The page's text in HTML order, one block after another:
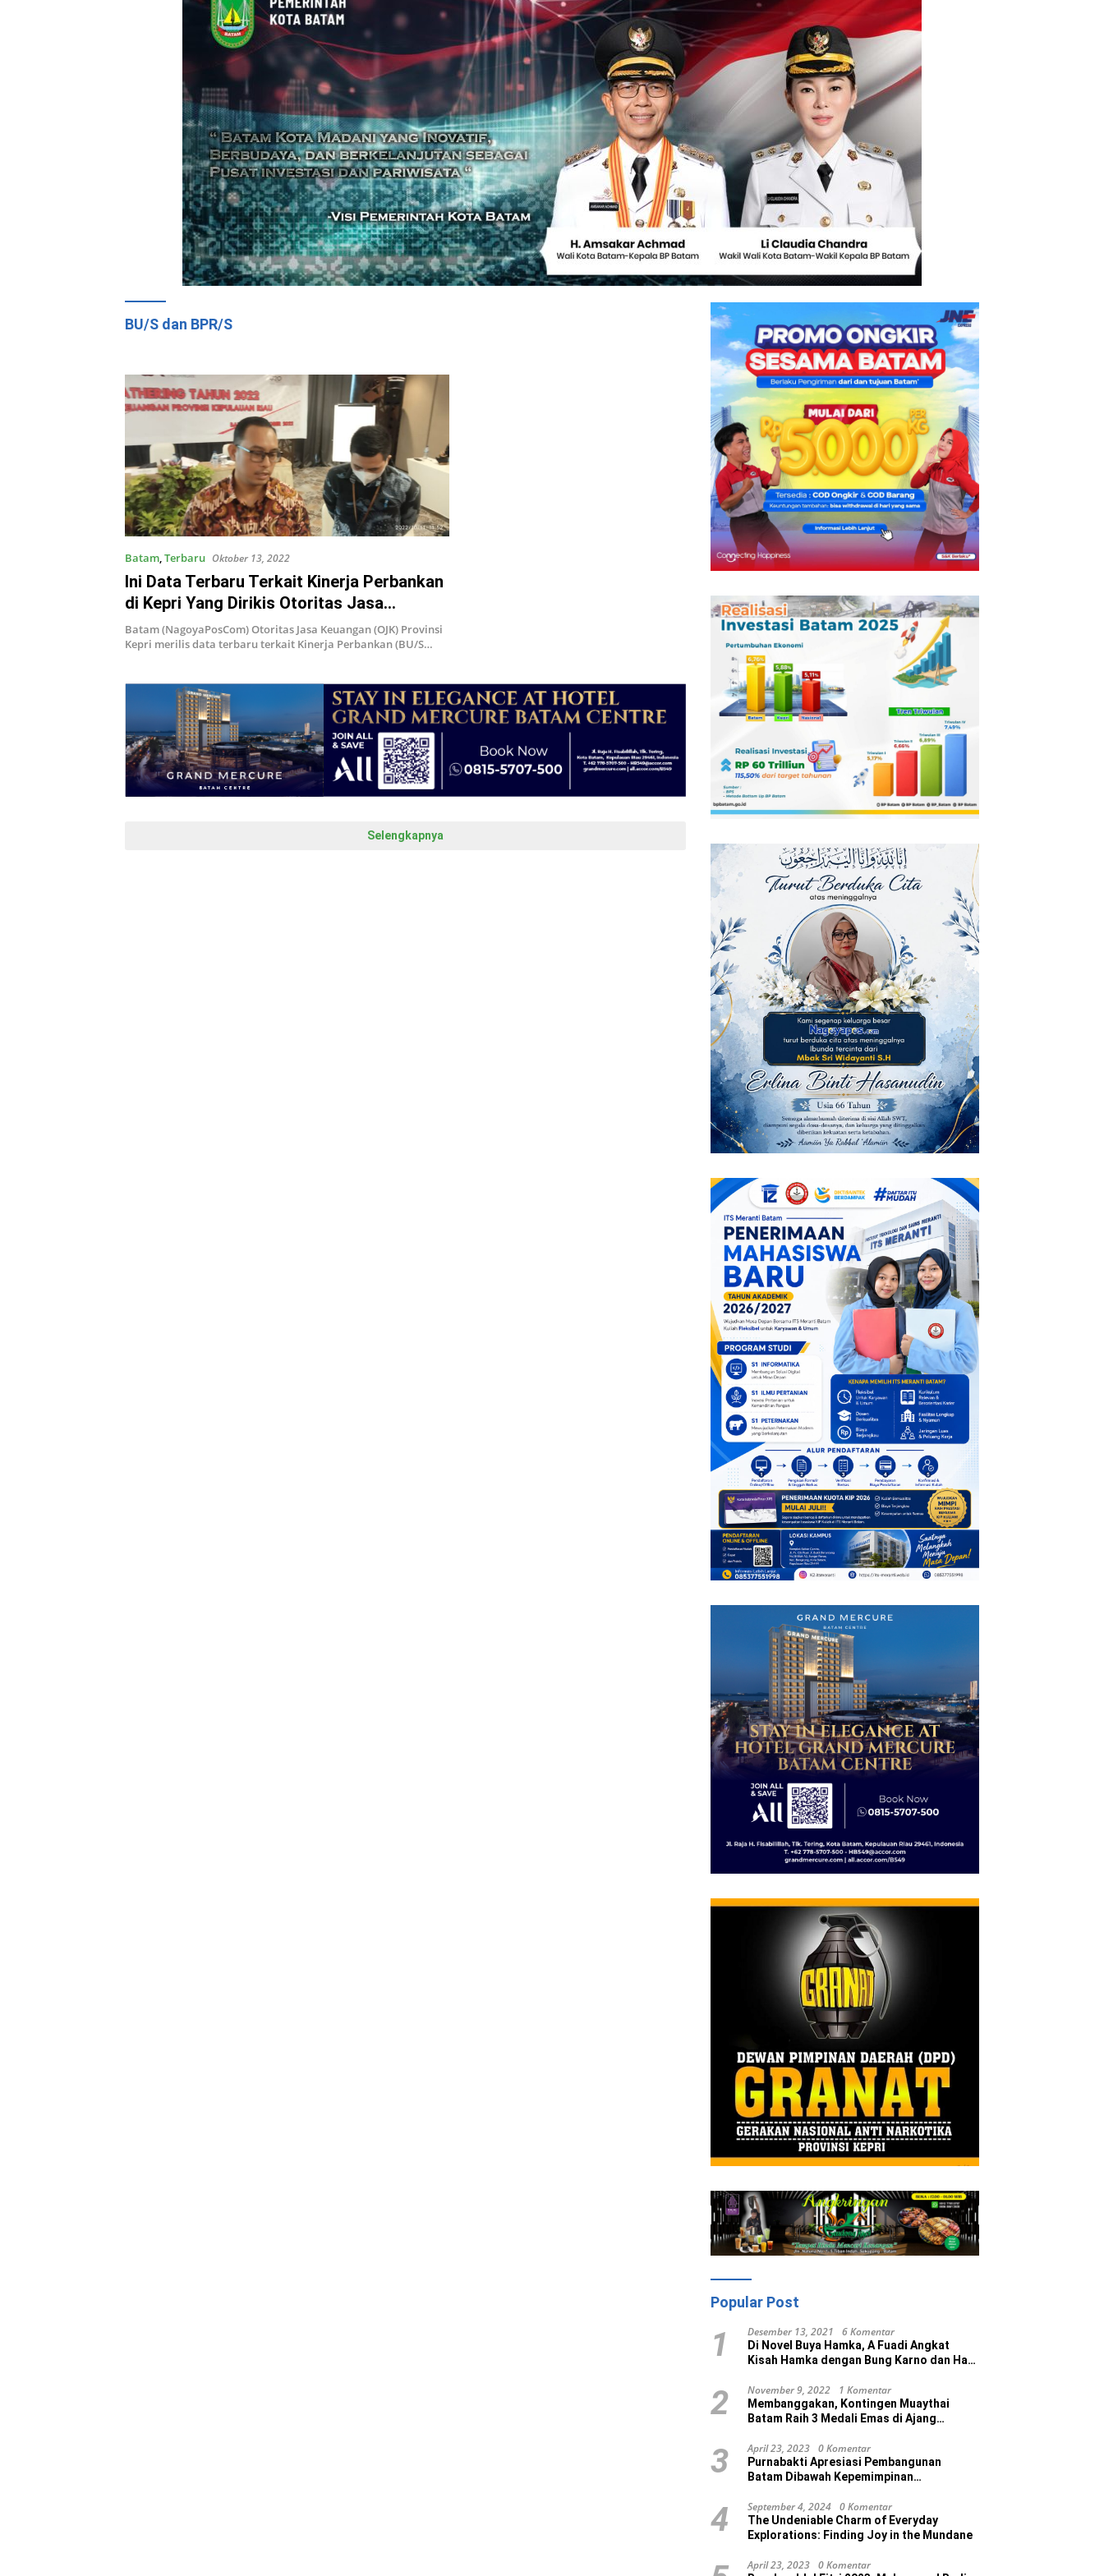
BU/S dan BPR/S
Batam,Terbaru Oktober 13, 2022
Ini Data Terbaru Terkait Kinerja Perbankan
di Kepri Yang Dirikis Otoritas Jasa
Keuangan
Batam (NagoyaPosCom) Otoritas Jasa Keuangan (OJK) Provinsi
Kepri merilis data terbaru terkait Kinerja Perbankan (BU/S…
Selengkapnya
Popular Post
1 Desember 13, 2021 6 Komentar
Di Novel Buya Hamka, A Fuadi Angkat
Kisah Hamka dengan Bung Karno dan Haji
2 November 9, 2022 1 Komentar
Membanggakan, Kontingen Muaythai
Batam Raih 3 Medali Emas di Ajang
3 April 23, 2023 0 Komentar
Purnabakti Apresiasi Pembangunan
Batam Dibawah Kepemimpinan
4 September 4, 2024 0 Komentar
The Undeniable Charm of Everyday
Explorations: Finding Joy in the Mundane
April 23, 2023 0 Komentar